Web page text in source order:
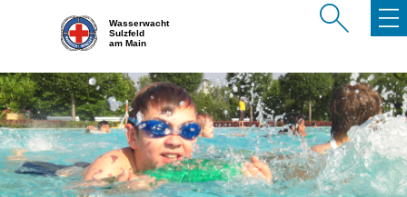
Wasserwacht
Sulzfeld
am Main